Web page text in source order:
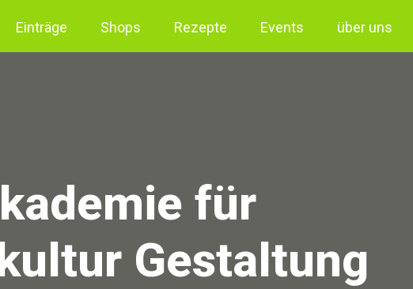
Einträge Shops Rezepte Events über uns
für
Gestaltung